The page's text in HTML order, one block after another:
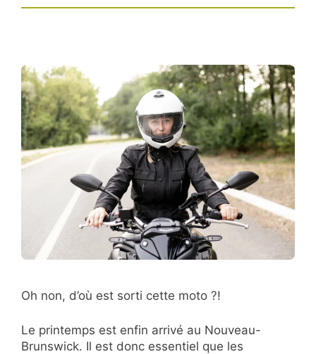
Oh non, d’où est sorti cette moto ?!
Le printemps est enfin arrivé au Nouveau-
Brunswick. Il est donc essentiel que les